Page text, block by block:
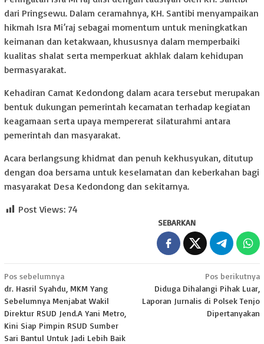
dari Pringsewu. Dalam ceramahnya, KH. Santibi menyampaikan
hikmah Isra Mi’raj sebagai momentum untuk meningkatkan
keimanan dan ketakwaan, khususnya dalam memperbaiki
kualitas shalat serta memperkuat akhlak dalam kehidupan
bermasyarakat.
Kehadiran Camat Kedondong dalam acara tersebut merupakan
bentuk dukungan pemerintah kecamatan terhadap kegiatan
keagamaan serta upaya mempererat silaturahmi antara
pemerintah dan masyarakat.
Acara berlangsung khidmat dan penuh kekhusyukan, ditutup
dengan doa bersama untuk keselamatan dan keberkahan bagi
masyarakat Desa Kedondong dan sekitarnya.
Post Views: 74
SEBARKAN
Navigasi
pos
Pos sebelumnya
dr. Hasril Syahdu, MKM Yang
Sebelumnya Menjabat Wakil
Direktur RSUD Jend.A Yani Metro,
Kini Siap Pimpin RSUD Sumber
Sari Bantul Untuk Jadi Lebih Baik
Pos berikutnya
Diduga Dihalangi Pihak Luar,
Laporan Jurnalis di Polsek Tenjo
Dipertanyakan